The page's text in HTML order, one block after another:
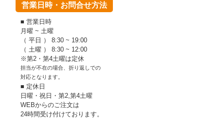
営業日時・お問合せ方法
■ 営業日時
月曜 ~ 土曜
（ 平日 ） 8:30 ~ 19:00
（ 土曜 ） 8:30 ~ 12:00
※第2・第4土曜は定休
担当が不在の場合、折り返しでの
対応となります。
■ 定休日
日曜・祝日・第2,第4土曜
WEBからのご注文は
24時間受け付けております。